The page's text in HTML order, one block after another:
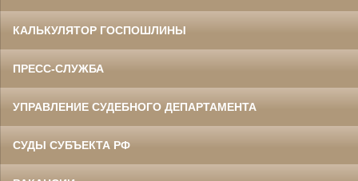
КАЛЬКУЛЯТОР ГОСПОШЛИНЫ
ПРЕСС-СЛУЖБА
УПРАВЛЕНИЕ СУДЕБНОГО ДЕПАРТАМЕНТА
СУДЫ СУБЪЕКТА РФ